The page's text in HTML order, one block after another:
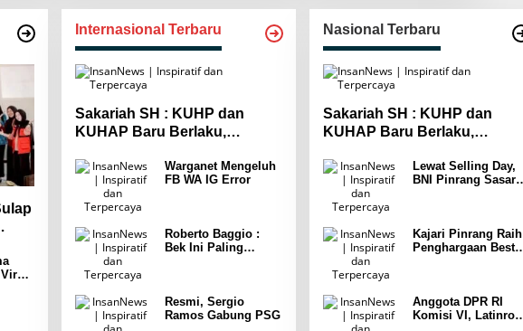
Internasional Terbaru
Sakariah SH : KUHP dan
KUHAP Baru Berlaku,
Waspada
Warganet Mengeluh
FB WA IG Error
Roberto Baggio :
Bek Ini Paling
Setara 15 Pemain
Resmi, Sergio
Ramos Gabung PSG
Nasional Terbaru
Sakariah SH : KUHP dan
KUHAP Baru Berlaku,
Waspada
Lewat Selling Day,
BNI Pinrang Sasar
Program Rejeki
wondr BNI 2025
Kajari Pinrang Raih
Penghargaan Best
Anggota DPR RI
Komisi VI, Latinro